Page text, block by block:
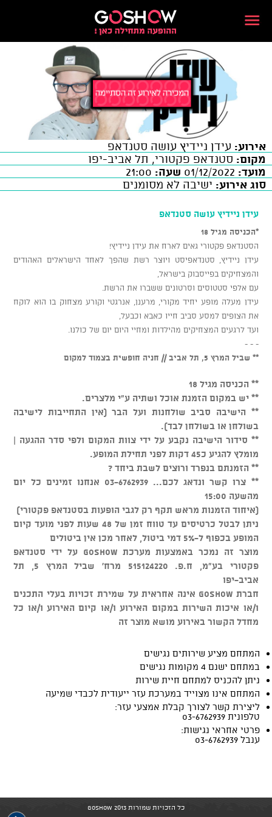
אירוע: עידן ניידיץ עושה סטנדאפ
מקום: סטנדאפ פקטורי, תל אביב-יפו
מועד:
שעה:
סוג אירוע: ישיבה לא מסומנים
עידן ניידיץ עושה סטנדאפ
*הכניסה מגיל 18
הסטנדאפ פקטורי גאים לארח את עידן ניידיץ!
עידן ניידיץ, סטנדאפיסט ויוצר רשת שהפך לאחד הישראלים האהודים
והמצחיקים בפייסבוק בישראל,
עם אלפי סטטוסים וסרטונים ששברו את הרשת.
עידן מעלה מופע יחיד מקורי, מרענן, אנרגטי וקורע מצחוק בו הוא לוקח
את הצופים למסע סביב חייו כאבא וכבעל,
ועד לרגעים המצחיקים מהילדות ומחיי היום יום של כולנו.
- - -
** שביל המרץ 5, תל אביב // חניה חופשית בצמוד למקום
** הכניסה מגיל 18
** יש במקום הזמנת אוכל ושתיה ע"י מלצרים.
** הישיבה סביב שולחנות ועל הבר (אין התחייבות לישיבה
בשולחן או בשולחן לבד).
** סידור הישיבה נקבע על ידי צוות המקום ולפי סדר ההגעה |
מומלץ להגיע כ45 דקות לפני תחילת המופע.
** הזמנתם בנפרד ורוצים לשבת ביחד ?
** צרו קשר ונדאג לכם... 03-6762939 אנחנו זמינים כל יום
מהשעה 15:00
(איחוד הזמנות מראש תקף רק לגבי הופעות בסטנדאפ פקטורי)
ניתן לבטל כרטיסים עד טווח זמן של 48 שעות לפני מועד קיום
המופע בכפוף ל-5% דמי ביטול, לאחר מכן אין ביטולים
מוצר זה נמכר באמצעות מערכת GOSHOW על ידי סטנדאפ
פקטורי בע"מ, ח.פ. 515124220 מרח' שביל המרץ 5, תל
אביב-יפו
חברת GOSHOW אינה אחראית על שמירת זכויות בעלי התכנים
ו/או איכות השירות במקום האירוע ו/או קיום האירוע ו/או כל
מחדל הקשור באירוע מושא מוצר זה
המתחם מציע שירותים נגישים
במתחם ישנם 4 מקומות נגישים
ניתן להכניס למתחם חיית שירות
המתחם אינו מצוייד במערכת עזר ייעודית לכבדי שמיעה
ליצירת קשר לצורך קבלת אמצעי עזר:
טלפונית 03-6762939
פרטי אחראי נגישות:
ענבל 03-6762939
כל הזכויות שמורות GoShow 2013